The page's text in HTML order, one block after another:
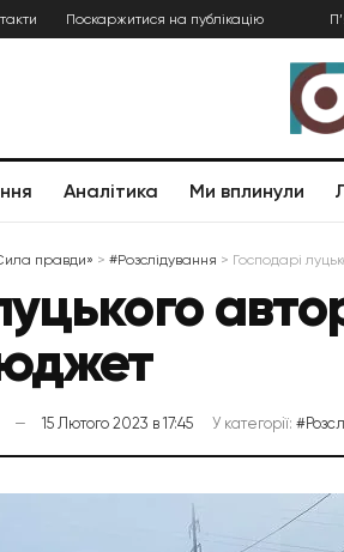
Поскаржитися на публікацію
Аналітика Ми вплинули
правди» > #Розслідування > Господарі
15 Лютого 2023 в 17:45 У категорії: